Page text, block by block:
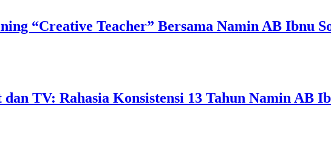
“Creative Teacher” Bersama Namin AB Ibnu
TV: Rahasia Konsistensi 13 Tahun Namin AB